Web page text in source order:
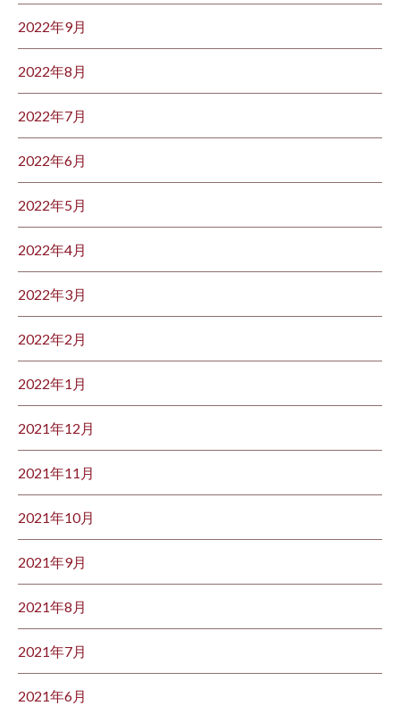
2022年9月
2022年8月
2022年7月
2022年6月
2022年5月
2022年4月
2022年3月
2022年2月
2022年1月
2021年12月
2021年11月
2021年10月
2021年9月
2021年8月
2021年7月
2021年6月